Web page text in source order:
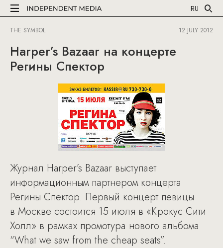
RU
THE SYMBOL 12 JULY 2012
Harper’s Bazaar на концерте
Регины Спектор
Журнал Harper’s Bazaar выступает
информационным партнером концерта
Регины Спектор. Первый концерт певицы
в Москве состоится 15 июля в «Крокус Сити
Холл» в рамках промотура нового альбома
“What we saw from the cheap seats”.